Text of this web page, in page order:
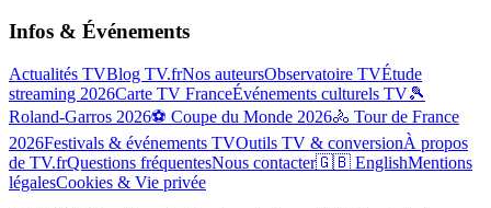
Infos & Événements
Actualités TVBlog TV.frNos auteursObservatoire TVÉtude
streaming 2026Carte TV FranceÉvénements culturels TV🎾
Roland-Garros 2026⚽ Coupe du Monde 2026🚴 Tour de France
2026Festivals & événements TVOutils TV & conversionÀ propos
de TV.frQuestions fréquentesNous contacter🇬🇧 EnglishMentions
légalesCookies & Vie privée